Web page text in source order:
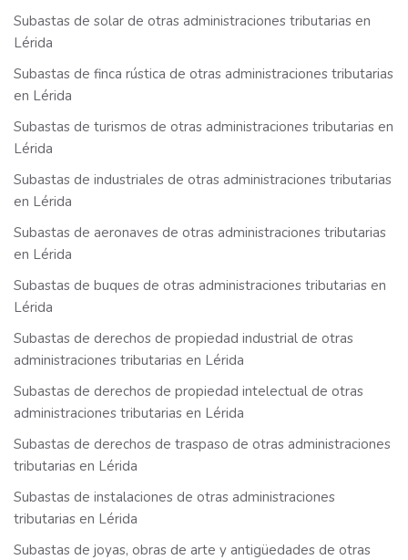
Subastas de solar de otras administraciones tributarias en
Lérida
Subastas de finca rústica de otras administraciones tributarias
en Lérida
Subastas de turismos de otras administraciones tributarias en
Lérida
Subastas de industriales de otras administraciones tributarias
en Lérida
Subastas de aeronaves de otras administraciones tributarias
en Lérida
Subastas de buques de otras administraciones tributarias en
Lérida
Subastas de derechos de propiedad industrial de otras
administraciones tributarias en Lérida
Subastas de derechos de propiedad intelectual de otras
administraciones tributarias en Lérida
Subastas de derechos de traspaso de otras administraciones
tributarias en Lérida
Subastas de instalaciones de otras administraciones
tributarias en Lérida
Subastas de joyas, obras de arte y antigüedades de otras